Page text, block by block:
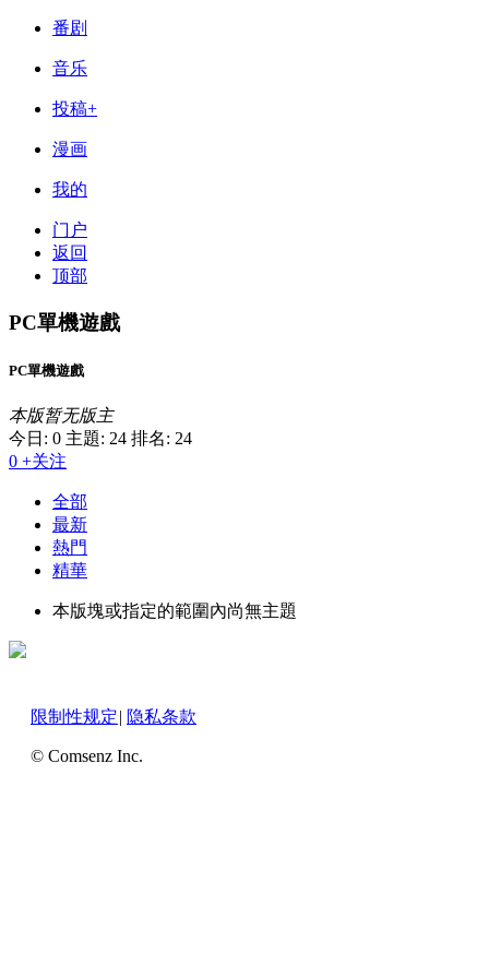
番剧
音乐
投稿+
漫画
我的
门户
返回
顶部
PC單機遊戲
PC單機遊戲
本版暂无版主
今日: 0 主題: 24 排名: 24
0 +关注
全部
最新
熱門
精華
本版塊或指定的範圍內尚無主題
限制性规定| 隐私条款
© Comsenz Inc.